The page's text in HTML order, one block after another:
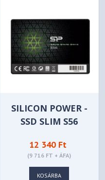
SILICON POWER -
SSD SLIM S56
SP120GBSS3S56B25
12 340 Ft
(9 716 FT + ÁFA)
KOSÁRBA